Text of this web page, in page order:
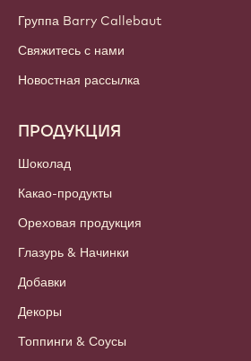
Группа Barry Callebaut
Свяжитесь с нами
Новостная рассылка
ПРОДУКЦИЯ
Шоколад
Какао-продукты
Ореховая продукция
Глазурь & Начинки
Добавки
Декоры
Топпинги & Соусы